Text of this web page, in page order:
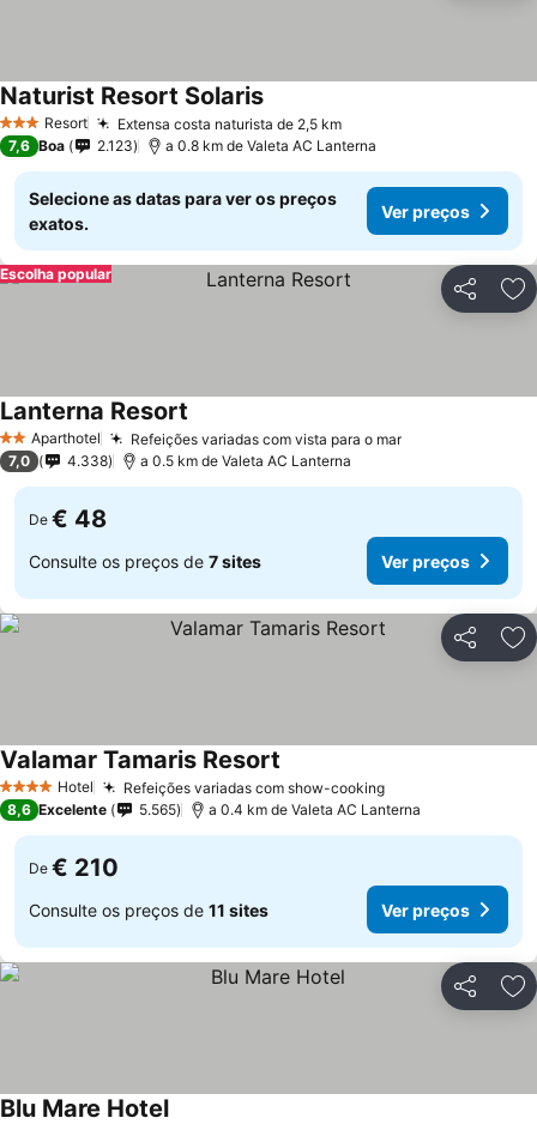
3 EstrelasResort Extensa costa naturista de 2,5 km
Naturist Resort Solaris
7,6 Boa 2.123 a 0.8 km de Valeta AC Lanterna
Selecione as datas para ver os preços
exatos.
Ver preços
Partilhar
Escolha popular
2 EstrelasAparthotel Refeições variadas com vista para o mar
Lanterna Resort
7,0 4.338 a 0.5 km de Valeta AC Lanterna
De € 48
Consulte os preços de 7 sites Ver preços
Partilhar
4 EstrelasHotel Refeições variadas com show-cooking
Valamar Tamaris Resort
8,6 Excelente 5.565 a 0.4 km de Valeta AC Lanterna
De € 210
Consulte os preços de 11 sites Ver preços
Partilhar
Blu Mare Hotel